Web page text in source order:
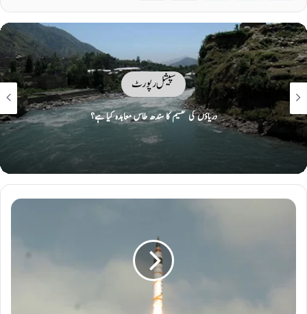
سپیشل رپورٹ
دریاؤں کی تقسیم کا سندھ طاس معاہدہ کیا ہے؟